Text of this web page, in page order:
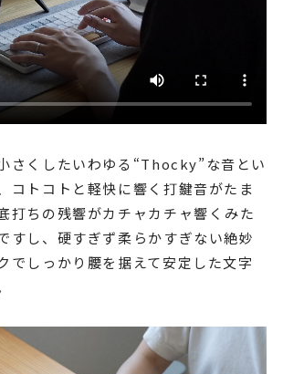
さくしたいわゆる“Thocky”な音とい
コトコトと軽快に響く打鍵音がたま
打ちの残響がカチャカチャ響くみた
すし、硬すぎず柔らかすぎない絶妙
でしっかり腰を据えて安定した文字